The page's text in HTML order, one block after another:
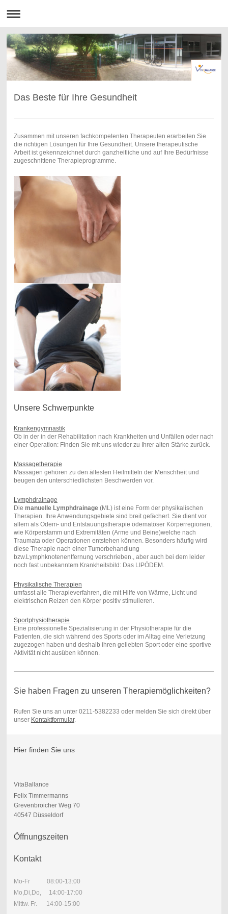
Das Beste für Ihre Gesundheit
Zusammen mit unseren fachkompetenten Therapeuten erarbeiten Sie
die richtigen Lösungen für Ihre Gesundheit. Unsere therapeutische
Arbeit ist gekennzeichnet durch ganzheitliche und auf Ihre Bedürfnisse
zugeschnittene Therapieprogramme.
Unsere Schwerpunkte
Krankengymnastik
Ob in der in der Rehabilitation nach Krankheiten und Unfällen oder nach
einer Operation: Finden Sie mit uns wieder zu Ihrer alten Stärke zurück.
Massagetherapie
Massagen gehören zu den ältesten Heilmitteln der Menschheit und
beugen den unterschiedlichsten Beschwerden vor.
Lymphdrainage
Die manuelle Lymphdrainage(ML) ist eine Form der physikalischen
Therapien. Ihre Anwendungsgebiete sind breit gefächert. Sie dient vor
allem als Ödem- und Entstauungstherapie ödematöser Körperregionen,
wie Körperstamm und Extremitäten (Arme und Beine)welche nach
Traumata oder Operationen entstehen können. Besonders häufig wird
diese Therapie nach einer Tumorbehandlung
bzw.Lymphknotenentfernung verschrieben., aber auch bei dem leider
noch fast unbekanntem Krankheitsbild: Das LIPÖDEM.
Physikalische Therapien
umfasst alle Therapieverfahren, die mit Hilfe von Wärme, Licht und
elektrischen Reizen den Körper positiv stimulieren.
Sportphysiotherapie
Eine professionelle Spezialisierung in der Physiotherapie für die
Patienten, die sich während des Sports oder im Alltag eine Verletzung
zugezogen haben und deshalb ihren geliebten Sport oder eine sportive
Aktivität nicht ausüben können.
Sie haben Fragen zu unseren Therapiemöglichkeiten?
Rufen Sie uns an unter 0211-5382233 oder melden Sie sich direkt über
unser Kontaktformular.
Hier finden Sie uns
VitaBallance
Felix Timmermanns
Grevenbroicher Weg 70
40547 Düsseldorf
Öffnungszeiten
Kontakt
Mo-Fr 08:00-13:00
Mo,Di,Do, 14:00-17:00
Mittw. Fr. 14:00-15:00